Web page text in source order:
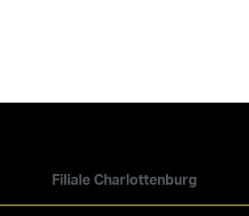
Filiale Charlottenburg